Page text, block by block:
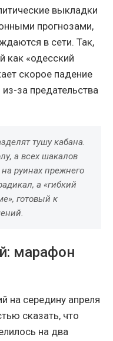
выкладки
прогнозами,
в сети. Так,
как «одесский
скорое падение
за предательства
тушу кабана.
а всех шакалов
руинах прежнего
а «гибкий
готовый к
марафон
на середину апреля
сказать, что
на два